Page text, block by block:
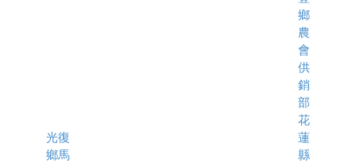
光復
鄉馬
鄉
農
會
供
銷
部
花
蓮
縣